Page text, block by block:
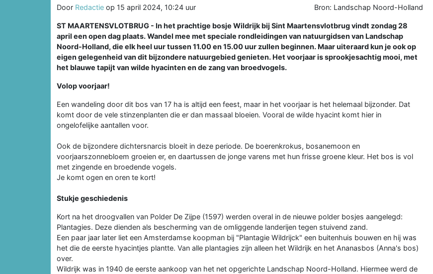
Door Redactie op 15 april 2024, 10:24 uur Bron: Landschap Noord-Holland
ST MAARTENSVLOTBRUG - In het prachtige bosje Wildrijk bij Sint Maartensvlotbrug vindt zondag 28
april een open dag plaats. Wandel mee met speciale rondleidingen van natuurgidsen van Landschap
Noord-Holland, die elk heel uur tussen 11.00 en 15.00 uur zullen beginnen. Maar uiteraard kun je ook op
eigen gelegenheid van dit bijzondere natuurgebied genieten. Het voorjaar is sprookjesachtig mooi, met
het blauwe tapijt van wilde hyacinten en de zang van broedvogels.
Volop voorjaar!
Een wandeling door dit bos van 17 ha is altijd een feest, maar in het voorjaar is het helemaal bijzonder. Dat
komt door de vele stinzenplanten die er dan massaal bloeien. Vooral de wilde hyacint komt hier in
ongelofelijke aantallen voor.
Ook de bijzondere dichtersnarcis bloeit in deze periode. De boerenkrokus, bosanemoon en
voorjaarszonnebloem groeien er, en daartussen de jonge varens met hun frisse groene kleur. Het bos is vol
met zingende en broedende vogels.
Je komt ogen en oren te kort!
Stukje geschiedenis
Kort na het droogvallen van Polder De Zijpe (1597) werden overal in de nieuwe polder bosjes aangelegd:
Plantagies. Deze dienden als bescherming van de omliggende landerijen tegen stuivend zand.
Een paar jaar later liet een Amsterdamse koopman bij "Plantagie Wildrijck" een buitenhuis bouwen en hij was
het die de eerste hyacintjes plantte. Van alle plantagies zijn alleen het Wildrijk en het Ananasbos (Anna's bos)
over.
Wildrijk was in 1940 de eerste aankoop van het net opgerichte Landschap Noord-Holland. Hiermee werd de